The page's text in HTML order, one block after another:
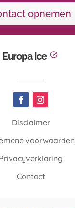
opnemen
Europa Ice
Disclaimer
voorwaarden
Privacyverklaring
Contact